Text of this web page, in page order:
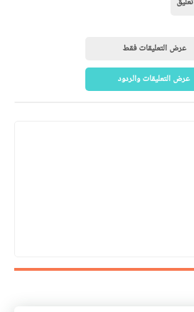
عرض التعليقات فقط
عرض التعليقات والردود